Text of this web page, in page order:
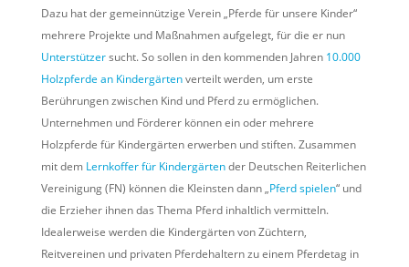
Dazu hat der gemeinnützige Verein „Pferde für unsere Kinder“
mehrere Projekte und Maßnahmen aufgelegt, für die er nun
Unterstützersucht. So sollen in den kommenden Jahren 10.000
Holzpferde an Kindergärtenverteilt werden, um erste
Berührungen zwischen Kind und Pferd zu ermöglichen.
Unternehmen und Förderer können ein oder mehrere
Holzpferde für Kindergärten erwerben und stiften. Zusammen
mit dem Lernkoffer für Kindergärtender Deutschen Reiterlichen
Vereinigung (FN) können die Kleinsten dann „Pferd spielen“ und
die Erzieher ihnen das Thema Pferd inhaltlich vermitteln.
Idealerweise werden die Kindergärten von Züchtern,
Reitvereinen und privaten Pferdehaltern zu einem Pferdetag in